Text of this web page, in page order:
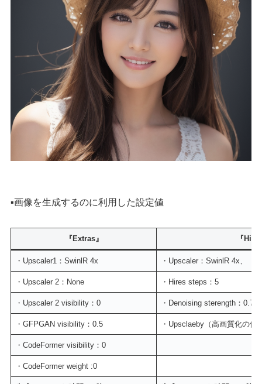
▪️画像を生成するのに利用した設定値
『Extras』 『
・Upscaler1：SwinlR 4x ・Upscaler：SwinlR 4x、
・Upscaler 2：None ・Hires steps：5
・Upscaler 2 visibility：0 ・Denoising sterength：0.7
・GFPGAN visibility：0.5 ・Upsclaeby（高画質化の倍
・CodeFormer visibility：0
・CodeFormer weight :0